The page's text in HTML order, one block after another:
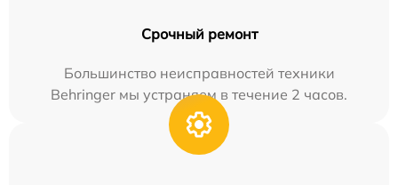
Срочный ремонт
Большинство неисправностей техники
Behringer мы устраняем в течение 2 часов.